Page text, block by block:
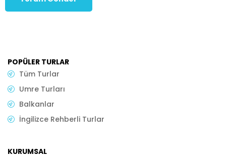
POPÜLER TURLAR
Tüm Turlar
Umre Turları
Balkanlar
İngilizce Rehberli Turlar
KURUMSAL